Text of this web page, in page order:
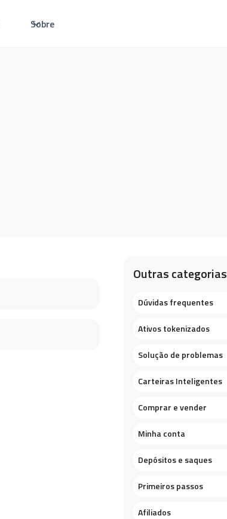
Sobre
Outras categorias
Dúvidas frequentes
Ativos tokenizados
Solução de problemas
Carteiras Inteligentes
Comprar e vender
Minha conta
Depósitos e saques
Primeiros passos
Afiliados